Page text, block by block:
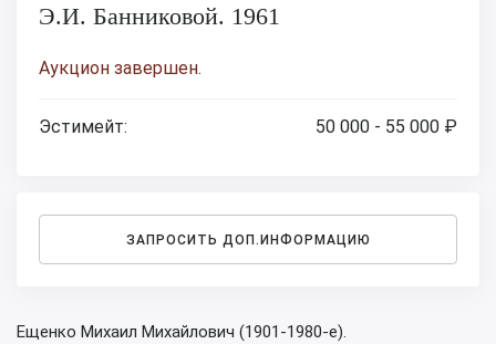
Э.И. Банниковой. 1961
Аукцион завершен.
Эстимейт: 50 000 - 55 000 ₽
ЗАПРОСИТЬ ДОП.ИНФОРМАЦИЮ
Ещенко Михаил Михайлович (1901-1980-е).